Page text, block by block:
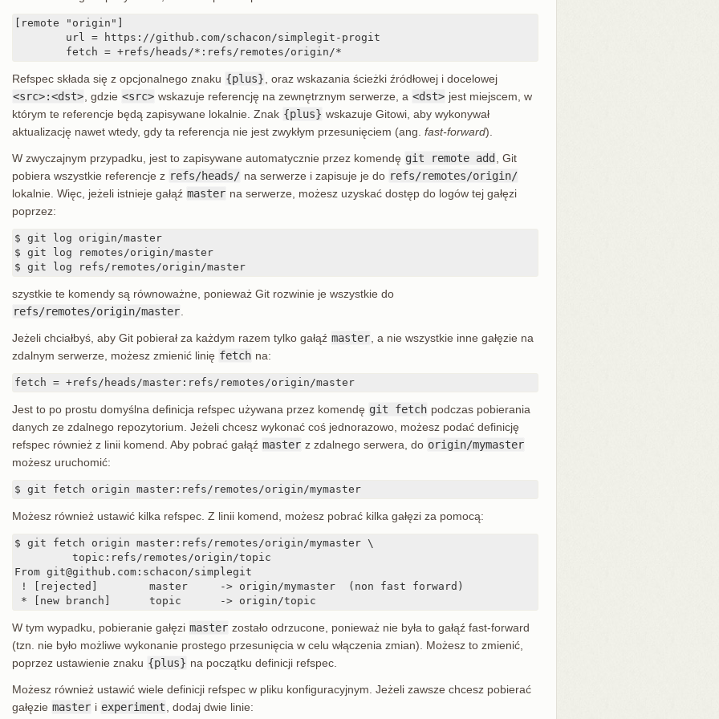
[remote "origin"]
	fetch = +refs/heads/*:refs/remotes/origin/*
Refspec składa się z opcjonalnego znaku {plus}
, oraz wskazania ścieżki źródłowej i docelowej
<src>:<dst> , gdzie <src> wskazuje referencję na zewnętrznym serwerze, a <dst> jest miejscem, w
którym te referencje będą zapisywane lokalnie. Znak {plus} wskazuje Gitowi, aby wykonywał
aktualizację nawet wtedy, gdy ta referencja nie jest zwykłym przesunięciem (ang. fast-forward).
W zwyczajnym przypadku, jest to zapisywane automatycznie przez komendę git remote add
, Git
pobiera wszystkie referencje z refs/heads/ na serwerze i zapisuje je do refs/remotes/origin/
lokalnie. Więc, jeżeli istnieje gałąź master na serwerze, możesz uzyskać dostęp do logów tej gałęzi
poprzez:
$ git log origin/master
$ git log remotes/origin/master
$ git log refs/remotes/origin/master
szystkie te komendy są równoważne, ponieważ Git rozwinie je wszystkie do
refs/remotes/origin/master
Jeżeli chciałbyś, aby Git pobierał za każdym razem tylko gałąź master , a nie wszystkie inne gałęzie na
zdalnym serwerze, możesz zmienić linię fetch na:
fetch = +refs/heads/master:refs/remotes/origin/master
Jest to po prostu domyślna definicja refspec używana przez komendę git fetch podczas pobierania
danych ze zdalnego repozytorium. Jeżeli chcesz wykonać coś jednorazowo, możesz podać definicję
refspec również z linii komend. Aby pobrać gałąź master z zdalnego serwera, do origin/mymaster
możesz uruchomić:
$ git fetch origin master:refs/remotes/origin/mymaster
Możesz również ustawić kilka refspec. Z linii komend, możesz pobrać kilka gałęzi za pomocą:
$ git fetch origin master:refs/remotes/origin/mymaster \
From git@github.com:schacon/simplegit
! [rejected]        master     -> origin/mymaster  (non fast forward)
* [new branch]      topic      -> origin/topic
W tym wypadku, pobieranie gałęzi master zostało odrzucone, ponieważ nie była to gałąź fast-forward
(tzn. nie było możliwe wykonanie prostego przesunięcia w celu włączenia zmian). Możesz to zmienić,
poprzez ustawienie znaku {plus} na początku definicji refspec.
Możesz również ustawić wiele definicji refspec w pliku konfiguracyjnym. Jeżeli zawsze chcesz pobierać
gałęzie master i experiment , dodaj dwie linie: